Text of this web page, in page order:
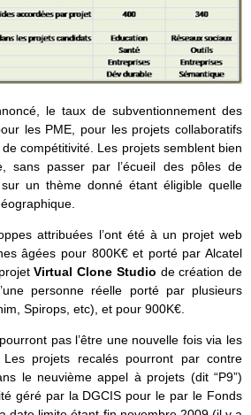
le taux de subventionnement des
les PME, pour les projets collaboratifs
compétitivité. Les projets semblent bien
sans passer par l’écueil des pôles de
un thème donné étant éligible quelle
attribuées l’ont été à un projet web
âgées pour 800K€ et porté par Alcatel
Virtual Clone Studio de création de
personne réelle porté par plusieurs
Spirops, etc), et pour 900K€.
pas l’être une nouvelle fois via les
projets recalés pourront par contre
le neuvième appel à projets (dit “P9”)
géré par la DGCIS pour le par le Fonds